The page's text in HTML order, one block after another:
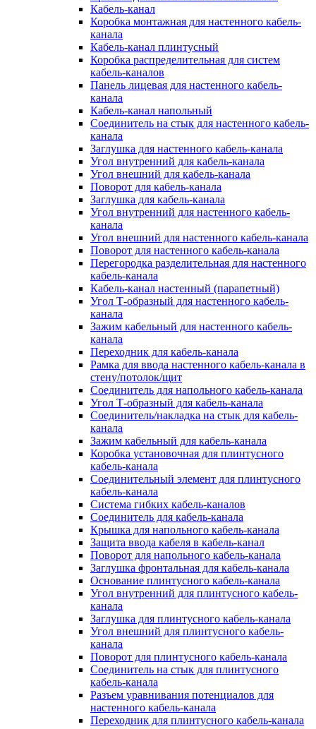
Кабель-канал
Коробка монтажная для настенного кабель-
канала
Кабель-канал плинтусный
Коробка распределительная для систем
кабель-каналов
Панель лицевая для настенного кабель-
канала
Кабель-канал напольный
Соединитель на стык для настенного кабель-
канала
Заглушка для настенного кабель-канала
Угол внутренний для кабель-канала
Угол внешний для кабель-канала
Поворот для кабель-канала
Заглушка для кабель-канала
Угол внутренний для настенного кабель-
канала
Угол внешний для настенного кабель-канала
Поворот для настенного кабель-канала
Перегородка разделительная для настенного
кабель-канала
Кабель-канал настенный (парапетный)
Угол Т-образный для настенного кабель-
канала
Зажим кабельный для настенного кабель-
канала
Переходник для кабель-канала
Рамка для ввода настенного кабель-канала в
стену/потолок/щит
Соединитель для напольного кабель-канала
Угол Т-образный для кабель-канала
Соединитель/накладка на стык для кабель-
канала
Зажим кабельный для кабель-канала
Коробка установочная для плинтусного
кабель-канала
Соединительный элемент для плинтусного
кабель-канала
Система гибких кабель-каналов
Соединитель для кабель-канала
Крышка для напольного кабель-канала
Защита ввода кабеля в кабель-канал
Поворот для напольного кабель-канала
Заглушка фронтальная для кабель-канала
Основание плинтусного кабель-канала
Угол внутренний для плинтусного кабель-
канала
Заглушка для плинтусного кабель-канала
Угол внешний для плинтусного кабель-
канала
Поворот для плинтусного кабель-канала
Соединитель на стык для плинтусного
кабель-канала
Разъем уравнивания потенциалов для
настенного кабель-канала
Переходник для плинтусного кабель-канала